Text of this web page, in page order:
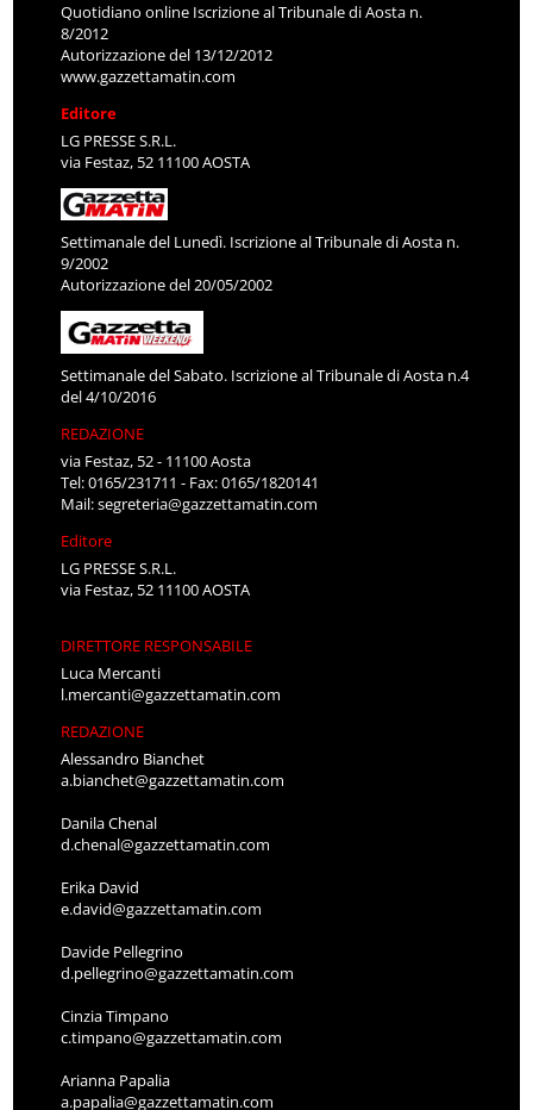
Quotidiano online Iscrizione al Tribunale di Aosta n.
8/2012
Autorizzazione del 13/12/2012
www.gazzettamatin.com
Editore
LG PRESSE S.R.L.
via Festaz, 52 11100 AOSTA
Settimanale del Lunedì. Iscrizione al Tribunale di Aosta n.
9/2002
Autorizzazione del 20/05/2002
Settimanale del Sabato. Iscrizione al Tribunale di Aosta n.4
del 4/10/2016
REDAZIONE
via Festaz, 52 - 11100 Aosta
Tel: 0165/231711 - Fax: 0165/1820141
Mail:segreteria@gazzettamatin.com
Editore
LG PRESSE S.R.L.
via Festaz, 52 11100 AOSTA
DIRETTORE RESPONSABILE
Luca Mercanti
l.mercanti@gazzettamatin.com
REDAZIONE
Alessandro Bianchet
a.bianchet@gazzettamatin.com
Danila Chenal
d.chenal@gazzettamatin.com
Erika David
e.david@gazzettamatin.com
Davide Pellegrino
d.pellegrino@gazzettamatin.com
Cinzia Timpano
c.timpano@gazzettamatin.com
Arianna Papalia
a.papalia@gazzettamatin.com